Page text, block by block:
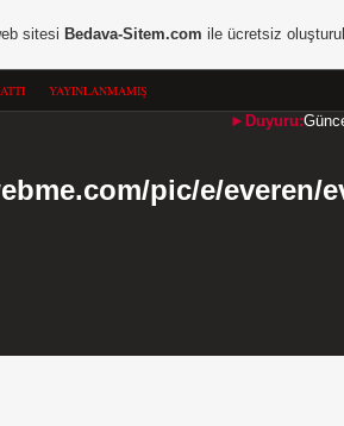
YAYINLANMAMIŞ
►Duyuru:
sitesi Bedava-Sitem.com ile ücretsiz